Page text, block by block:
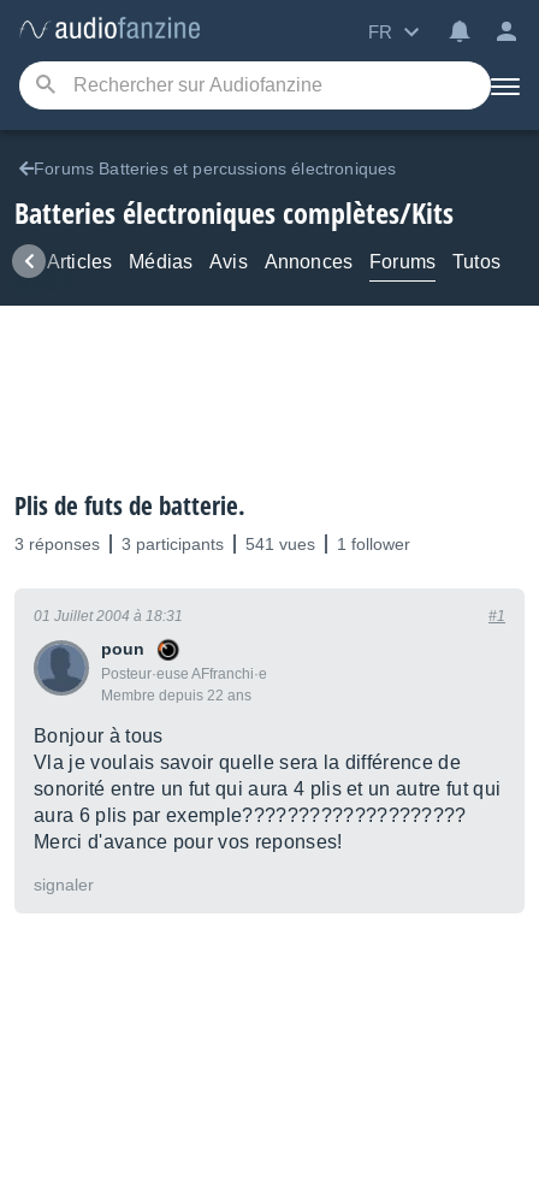
FR
Forums Batteries et percussions électroniques
Batteries électroniques complètes/Kits
Articles Médias Avis Annonces Forums Tutos
Plis de futs de batterie.
3 réponses 3 participants 541 vues 1 follower
poun
Posteur·euse AFfranchi·e
Membre depuis 22 ans
01 Juillet 2004 à 18:31 #1
Bonjour à tous
Vla je voulais savoir quelle sera la différence de
sonorité entre un fut qui aura 4 plis et un autre fut qui
aura 6 plis par exemple????????????????????
Merci d'avance pour vos reponses!
signaler